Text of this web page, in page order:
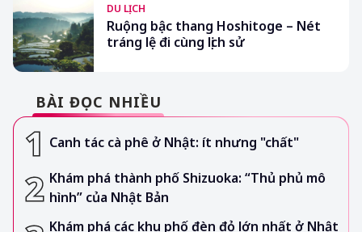
DU LỊCH
Ruộng bậc thang Hoshitoge – Nét
tráng lệ đi cùng lịch sử
BÀI ĐỌC NHIỀU
Canh tác cà phê ở Nhật: ít nhưng "chất"
Khám phá thành phố Shizuoka: “Thủ phủ mô
hình” của Nhật Bản
Khám phá các khu phố đèn đỏ lớn nhất ở Nhật